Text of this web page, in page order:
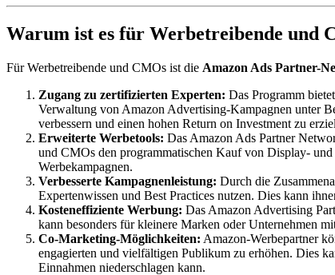
Warum ist es für Werbetreibende und
Für Werbetreibende und CMOs ist die Amazon Ads Partner-
Zugang zu zertifizierten Experten: Das Programm
Verwaltung von Amazon Advertising-Kampagnen unter
verbessern und einen hohen Return on Investment zu
Erweiterte Werbetools: Das Amazon Ads Partner
und CMOs den programmatischen Kauf von Display-
Werbekampagnen.
Verbesserte Kampagnenleistung: Durch die
Expertenwissen und Best Practices nutzen. Dies kann
Kosteneffiziente Werbung: Das Amazon Advertising
kann besonders für kleinere Marken oder Unternehmen
Co-Marketing-Möglichkeiten: Amazon-Werbepartner
engagierten und vielfältigen Publikum zu erhöhen. Dies
Einnahmen niederschlagen kann.